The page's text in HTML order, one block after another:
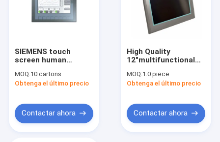
SIEMENS touch
screen human
6AV2123-2MA03-
0AX0 touch screen
0AX0
MOQ:10 cartons
Obtenga el último precio
Contactar ahora
High Quality
12"multifunctional
display screen
6AV6644-0AA01-
screen panel
6AV66440AA012AX0
6AV6644-0AA01-
MOQ:1.0 piece
Obtenga el último precio
Contactar ahora